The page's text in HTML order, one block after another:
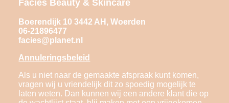
Facies Beauty & Skincare
Boerendijk 10 3442 AH, Woerden
06-21896477
facies@planet.nl
Annuleringsbeleid
Als u niet naar de gemaakte afspraak kunt komen,
vragen wij u vriendelijk dit zo spoedig mogelijk te
laten weten. Dan kunnen wij een andere klant die op